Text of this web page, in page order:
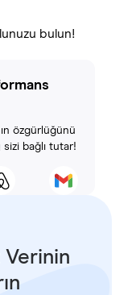
bulun!
özgürlüğünü
bağlı tutar!
Verinin